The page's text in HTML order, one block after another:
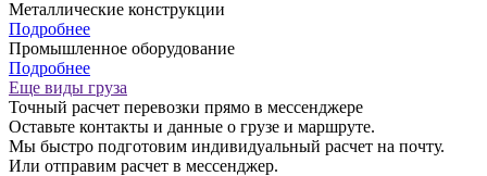
Металлические конструкции
Подробнее
Промышленное оборудование
Подробнее
Еще виды груза
Точный расчет перевозки прямо в мессенджере
Оставьте контакты и данные о грузе и маршруте.
Мы быстро подготовим индивидуальный расчет на почту.
Или отправим расчет в мессенджер.